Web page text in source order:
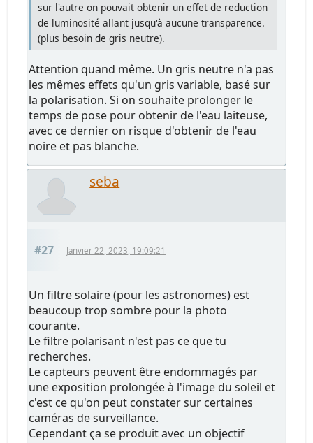
sur l'autre on pouvait obtenir un effet de reduction
de luminosité allant jusqu'à aucune transparence.
(plus besoin de gris neutre).
Attention quand même. Un gris neutre n'a pas
les mêmes effets qu'un gris variable, basé sur
la polarisation. Si on souhaite prolonger le
temps de pose pour obtenir de l'eau laiteuse,
avec ce dernier on risque d'obtenir de l'eau
noire et pas blanche.
seba
#27 Janvier 22, 2023, 19:09:21
Un filtre solaire (pour les astronomes) est
beaucoup trop sombre pour la photo
courante.
Le filtre polarisant n'est pas ce que tu
recherches.
Le capteurs peuvent être endommagés par
une exposition prolongée à l'image du soleil et
c'est ce qu'on peut constater sur certaines
caméras de surveillance.
Cependant ça se produit avec un objectif